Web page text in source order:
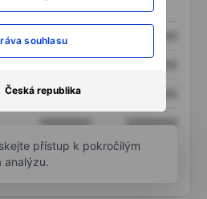
souhlasu
Česká republika
XXXXXXX
XXXXXXX
XXXXXXX
XXXXXXX
přístup k pokročilým
analýzu.